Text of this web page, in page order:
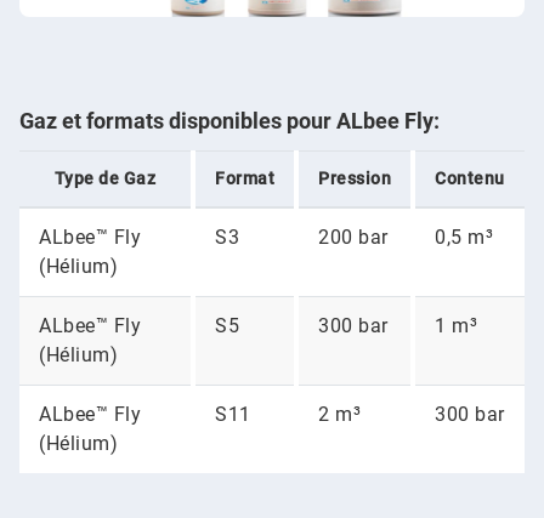
Gaz et formats disponibles pour ALbee Fly:
Type de Gaz Format Pression Contenu
ALbee™ Fly
(Hélium)
S3 200 bar 0,5 m³
ALbee™ Fly
(Hélium)
S5 300 bar 1 m³
ALbee™ Fly
(Hélium)
S11 2 m³ 300 bar